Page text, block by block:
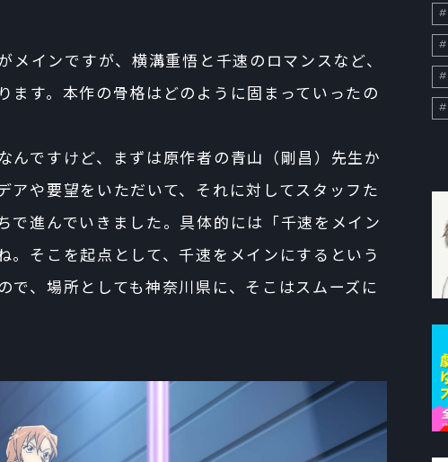
メインですが、横溝重悟と千速のロマンスなど、
ます。本作の骨格はどのように固まっていったの
んですけど、まずは原作者の青山（剛昌）先生か
アや要望をいただいて、それに対してスタッフた
で進んでいきました。具体的には「千速をメイン
。そこを起点として、千速をメインにするという
で、場所としても神奈川県に、そこはスムーズに